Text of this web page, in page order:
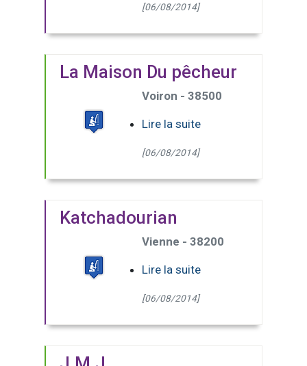
[06/08/2014]
La Maison Du pêcheur
Voiron - 38500
Lire la suite
[06/08/2014]
Katchadourian
Vienne - 38200
Lire la suite
[06/08/2014]